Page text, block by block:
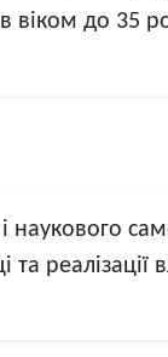
віком до 35
наукового
реалізації